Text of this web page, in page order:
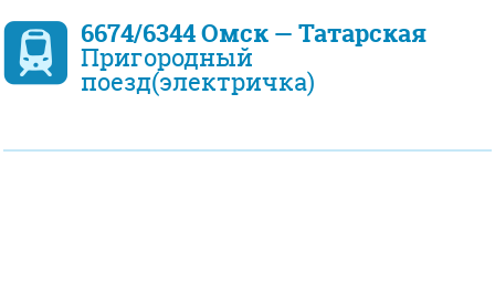
6674/6344 Омск — Татарская
Пригородный
поезд(электричка)